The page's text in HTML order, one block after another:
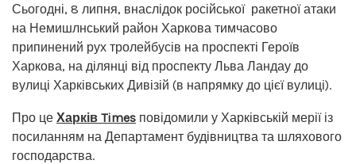
Сьогодні, 8 липня, внаслідок російської ракетної атаки
на Немишлнський район Харкова тимчасово
припинений рух тролейбусів на проспекті Героїв
Харкова, на ділянці від проспекту Льва Ландау до
вулиці Харківських Дивізій (в напрямку до цієї вулиці).
Про це Харків Times повідомили у Харківській мерії із
посиланням на Департамент будівництва та шляхового
господарства.